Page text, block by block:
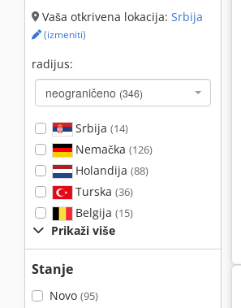
Vaša otkrivena lokacija: Srbija
(izmeniti)
radijus:
neograničeno (346)
Srbija (14)
Nemačka (126)
Holandija (88)
Turska (36)
Belgija (15)
Prikaži više
Stanje
Novo (95)